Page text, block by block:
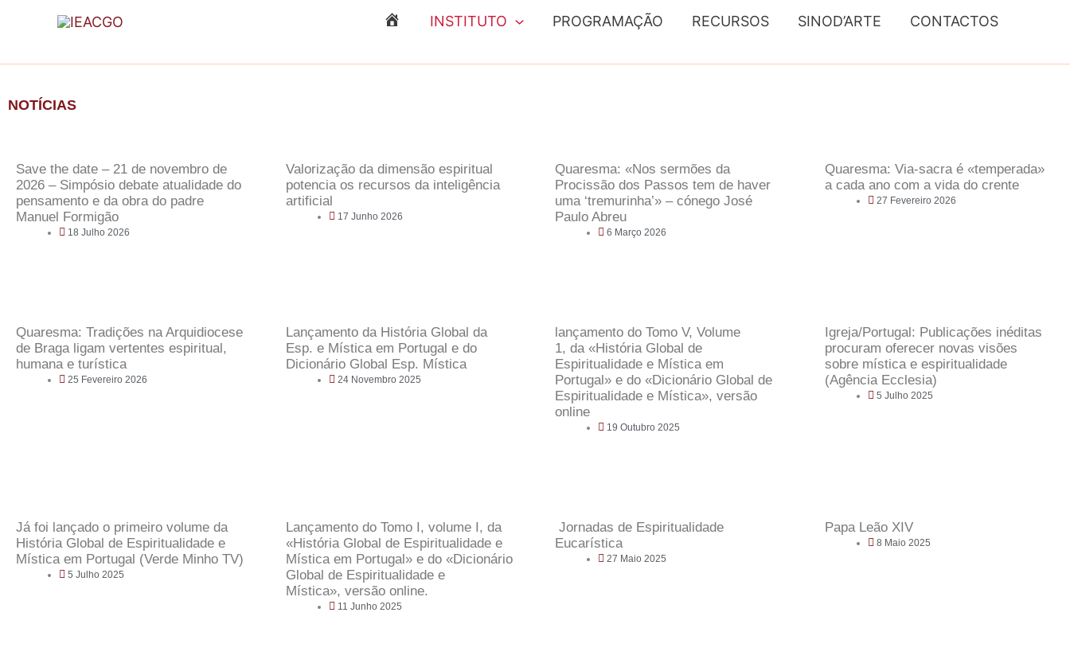
E
A
INSTITUTO PROGRAMAÇÃO RECURSOS SINOD’ARTE CONTACTOS
NOTÍCIAS
Save the date – 21 de novembro de
2026 – Simpósio debate atualidade do
pensamento e da obra do padre
Manuel Formigão
18 Julho 2026
Valorização da dimensão espiritual
potencia os recursos da inteligência
artificial
17 Junho 2026
Quaresma: «Nos sermões da
Procissão dos Passos tem de haver
uma ‘tremurinha’» – cónego José
Paulo Abreu
6 Março 2026
Quaresma: Via-sacra é «temperada»
a cada ano com a vida do crente
27 Fevereiro 2026
Quaresma: Tradições na Arquidiocese
de Braga ligam vertentes espiritual,
humana e turística
25 Fevereiro 2026
Lançamento da História Global da
Esp. e Mística em Portugal e do
Dicionário Global Esp. Mística
24 Novembro 2025
lançamento do Tomo V, Volume
1, da «História Global de
Espiritualidade e Mística em
Portugal» e do «Dicionário Global de
Espiritualidade e Mística», versão
online
19 Outubro 2025
Igreja/Portugal: Publicações inéditas
procuram oferecer novas visões
sobre mística e espiritualidade
(Agência Ecclesia)
5 Julho 2025
Já foi lançado o primeiro volume da
História Global de Espiritualidade e
Mística em Portugal (Verde Minho TV)
5 Julho 2025
Lançamento do Tomo I, volume I, da
«História Global de Espiritualidade e
Mística em Portugal» e do «Dicionário
Global de Espiritualidade e
Mística», versão online.
11 Junho 2025
Jornadas de Espiritualidade
Eucarística
27 Maio 2025
Papa Leão XIV
8 Maio 2025